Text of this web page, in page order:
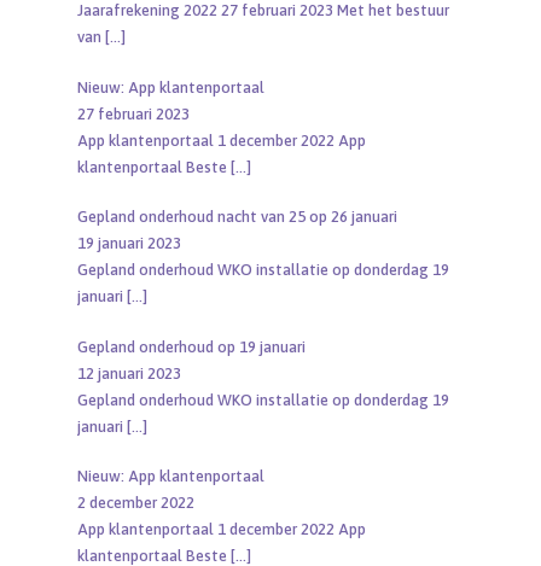
Jaarafrekening 2022 27 februari 2023 Met het bestuur
van […]
Nieuw: App klantenportaal
27 februari 2023
App klantenportaal 1 december 2022 App
klantenportaal Beste […]
Gepland onderhoud nacht van 25 op 26 januari
19 januari 2023
Gepland onderhoud WKO installatie op donderdag 19
januari […]
Gepland onderhoud op 19 januari
12 januari 2023
Gepland onderhoud WKO installatie op donderdag 19
januari […]
Nieuw: App klantenportaal
2 december 2022
App klantenportaal 1 december 2022 App
klantenportaal Beste […]